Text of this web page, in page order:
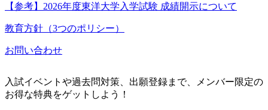
【参考】2026年度東洋大学入学試験 成績開示について
教育方針（3つのポリシー）
お問い合わせ
入試イベントや過去問対策、出願登録まで、メンバー限定の
お得な特典をゲットしよう！